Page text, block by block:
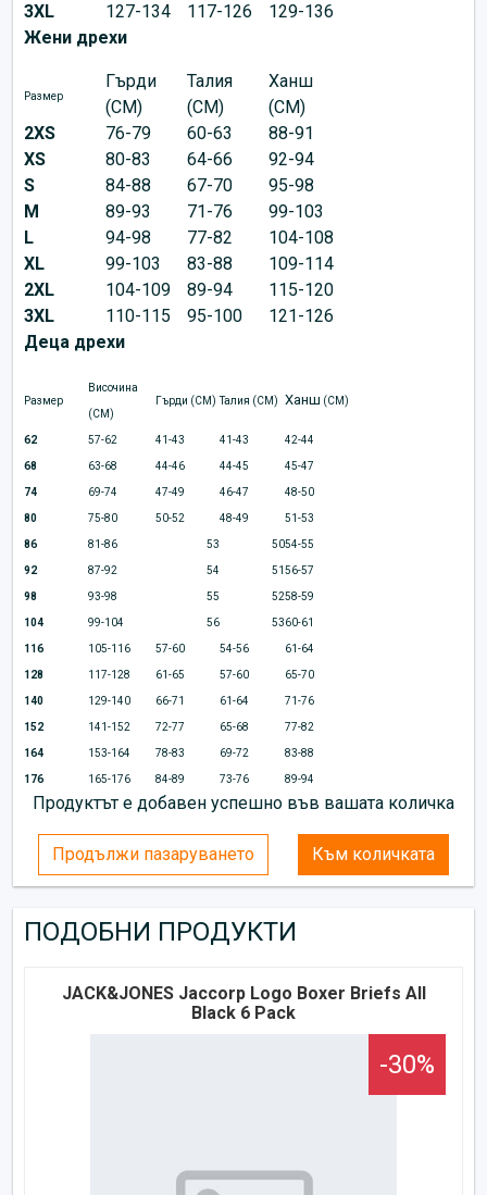
3XL 127-134 117-126
129-136
Жени дрехи
Размер
Гърди
(CM)
Талия
(CM)
Ханш
(CM)
2XS
76-79 60-63
88-91
XS
80-83 64-66
92-94
S
84-88 67-70
95-98
M
89-93 71-76
99-103
L
94-98 77-82
104-108
XL
99-103 83-88
109-114
2XL
104-109 89-94
115-120
3XL
110-115 95-100
121-126
Деца дрехи
Размер
Височина
(CM)
Гърди (CM) Талия (CM) Ханш (CM)
62 57-62 41-43 41-43 42-44
68 63-68 44-46 44-45 45-47
74 69-74 47-49 46-47 48-50
80 75-80 50-52 48-49 51-53
86 81-86 53 5054-55
92 87-92 54 5156-57
98 93-98 55 5258-59
104 99-104 56 5360-61
116 105-116 57-60 54-56 61-64
128 117-128 61-65 57-60 65-70
140 129-140 66-71 61-64 71-76
152 141-152 72-77 65-68 77-82
164 153-164 78-83 69-72 83-88
176 165-176 84-89 73-76 89-94
Продуктът е добавен успешно във вашата количка
Продължи пазаруването Към количката
ПОДОБНИ ПРОДУКТИ
JACK&JONES Jaccorp Logo Boxer Briefs All
Black 6 Pack
-30%